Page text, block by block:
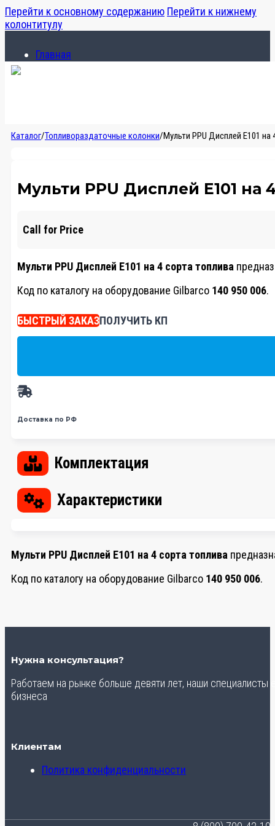
Перейти к основному содержанию Перейти к нижнему
колонтитулу
Главная
Каталог
Каталог/Топливораздаточные колонки/Мульти PPU Дисплей E101
Мульти PPU Дисплей E101 на
Call for Price
Мульти PPU Дисплей E101 на 4 сорта топлива
Код по каталогу на оборудование Gilbarco 140 950 006.
БЫСТРЫЙ ЗАКАЗПОЛУЧИТЬ КП
Доставка по РФ
Комплектация
Характеристики
Мульти PPU Дисплей E101 на 4 сорта топлива
Код по каталогу на оборудование Gilbarco 140 950 006.
Нужна консультация?
Работаем на рынке больше девяти лет, наши
бизнеса
Клиентам
Политика конфиденциальности